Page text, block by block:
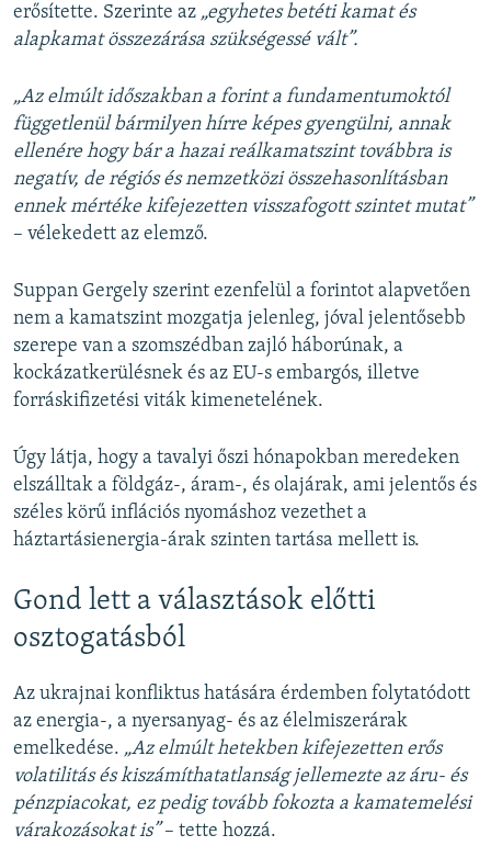
erősítette. Szerinte az „egyhetes betéti kamat és
alapkamat összezárása szükségessé vált”.
„Az elmúlt időszakban a forint a fundamentumoktól
függetlenül bármilyen hírre képes gyengülni, annak
ellenére hogy bár a hazai reálkamatszint továbbra is
negatív, de régiós és nemzetközi összehasonlításban
ennek mértéke kifejezetten visszafogott szintet mutat”
– vélekedett az elemző.
Suppan Gergely szerint ezenfelül a forintot alapvetően
nem a kamatszint mozgatja jelenleg, jóval jelentősebb
szerepe van a szomszédban zajló háborúnak, a
kockázatkerülésnek és az EU-s embargós, illetve
forráskifizetési viták kimenetelének.
Úgy látja, hogy a tavalyi őszi hónapokban meredeken
elszálltak a földgáz-, áram-, és olajárak, ami jelentős és
széles körű inflációs nyomáshoz vezethet a
háztartásienergia-árak szinten tartása mellett is.
Gond lett a választások előtti
osztogatásból
Az ukrajnai konfliktus hatására érdemben folytatódott
az energia-, a nyersanyag- és az élelmiszerárak
emelkedése. „Az elmúlt hetekben kifejezetten erős
volatilitás és kiszámíthatatlanság jellemezte az áru- és
pénzpiacokat, ez pedig tovább fokozta a kamatemelési
várakozásokat is”– tette hozzá.